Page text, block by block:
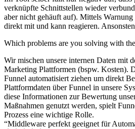
verknüpfte Schnittstellen wieder
aber nicht gehäuft auf). Mittels Warnung
direkt mit und kann reagieren.
Which problems are you solving with
Wir mischen unsere internen Daten mit
Marketing Plattformen (bspw. Kosten).
Funnel automatisiert ziehen um direkt
Plattformdaten über Funnel in unsere
diese Informationen zur Bewertung
Maßnahmen genutzt werden, spielt
Prozess eine wichtige Rolle.
“Middleware perfekt geeignet für